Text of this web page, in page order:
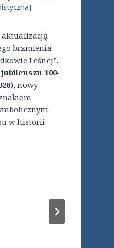
aktualizacją
brzmienia
Leśnej”.
jubileuszu 100-
, nowy
w historii